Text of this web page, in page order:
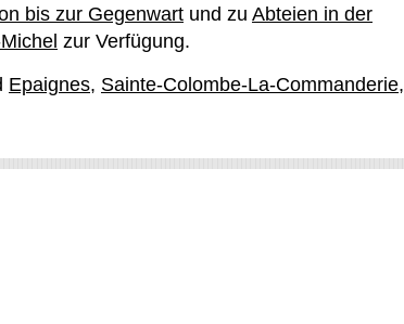
bis zur Gegenwart und zu Abteien in der
zur Verfügung.
Epaignes, Sainte-Colombe-La-Commanderie,